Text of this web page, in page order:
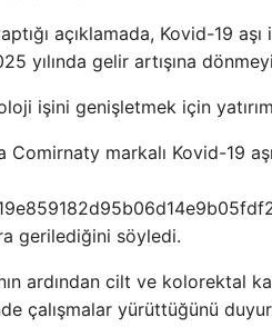
açıklamada, Kovid-19
yılında gelir artışına
işini genişletmek için
markalı Kovid-19
gerilediğini söyledi.
ardından cilt ve kolorektal
çalışmalar yürüttüğünü